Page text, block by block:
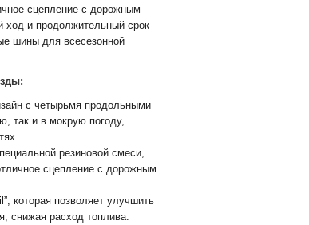
сцепление с дорожным
ход и продолжительный срок
шины для всесезонной
с четырьмя продольными
так и в мокрую погоду,
резиновой смеси,
сцепление с дорожным
которая позволяет улучшить
снижая расход топлива.